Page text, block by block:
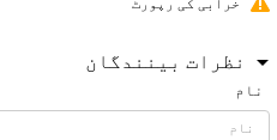
خرابی کی رپورٹ
نظرات بینندگان
نام